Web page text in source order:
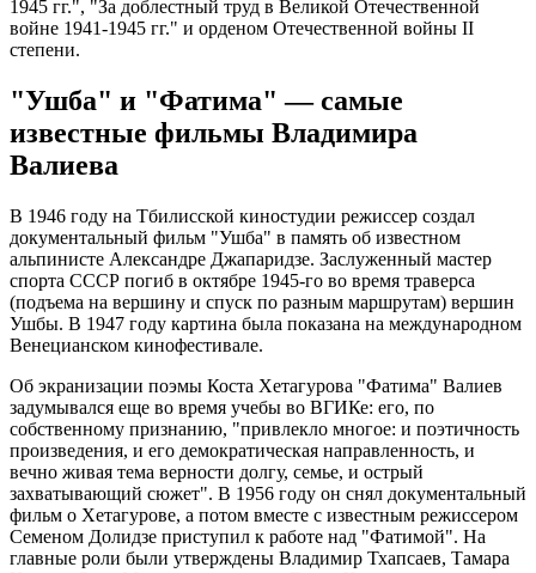
1945 гг.", "За доблестный труд в Великой Отечественной
войне 1941-1945 гг." и орденом Отечественной войны II
степени.
"Ушба" и "Фатима" — самые
известные фильмы Владимира
Валиева
В 1946 году на Тбилисской киностудии режиссер создал
документальный фильм "Ушба" в память об известном
альпинисте Александре Джапаридзе. Заслуженный мастер
спорта СССР погиб в октябре 1945-го во время траверса
(подъема на вершину и спуск по разным маршрутам) вершин
Ушбы. В 1947 году картина была показана на международном
Венецианском кинофестивале.
Об экранизации поэмы Коста Хетагурова "Фатима" Валиев
задумывался еще во время учебы во ВГИКе: его, по
собственному признанию, "привлекло многое: и поэтичность
произведения, и его демократическая направленность, и
вечно живая тема верности долгу, семье, и острый
захватывающий сюжет". В 1956 году он снял документальный
фильм о Хетагурове, а потом вместе с известным режиссером
Семеном Долидзе приступил к работе над "Фатимой". На
главные роли были утверждены Владимир Тхапсаев, Тамара